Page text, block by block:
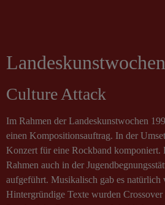
Culture Attack
Im Rahmen der Landeskunstwochen
einen Kompositionsauftrag. In der
Konzert für eine Rockband komponiert.
Rahmen auch in der
aufgeführt. Musikalisch gab es
Hintergründige Texte wurden